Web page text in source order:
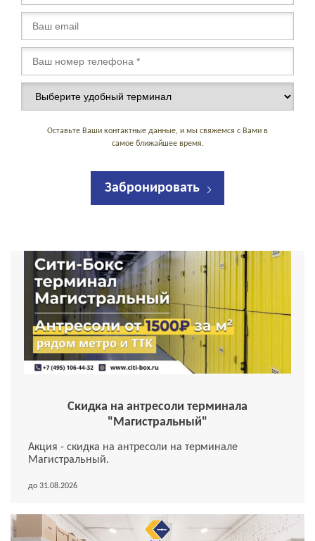
Оставьте Ваши контактные данные, и мы свяжемся с Вами в
самое ближайшее время.
Забронировать
Скидка на антресоли терминала
"Магистральный"
Акция - скидка на антресоли на терминале
Магистральный.
до 31.08.2026